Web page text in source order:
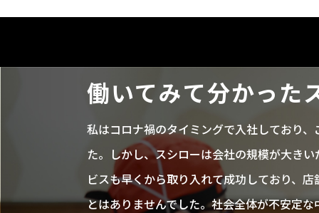
働いてみて分かった
私はコロナ禍のタイミングで入社しており
た。しかし、スシローは会社の規模が大き
ビスも早くから取り入れて成功しており、
とはありませんでした。社会全体が不安定